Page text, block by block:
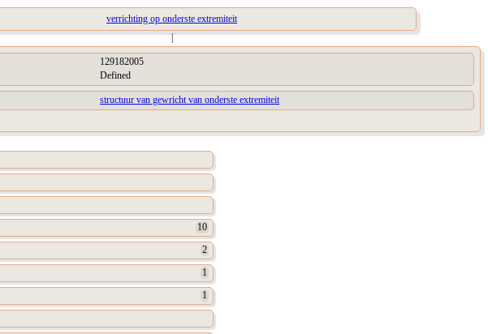
verrichting op onderste extremiteit
|
129182005
Defined
structuur van gewricht van onderste extremiteit
10
2
1
1